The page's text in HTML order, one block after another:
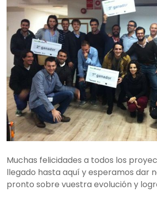
Muchas felicidades a todos los
llegado hasta aquí y esperamos dar
pronto sobre vuestra evolución y